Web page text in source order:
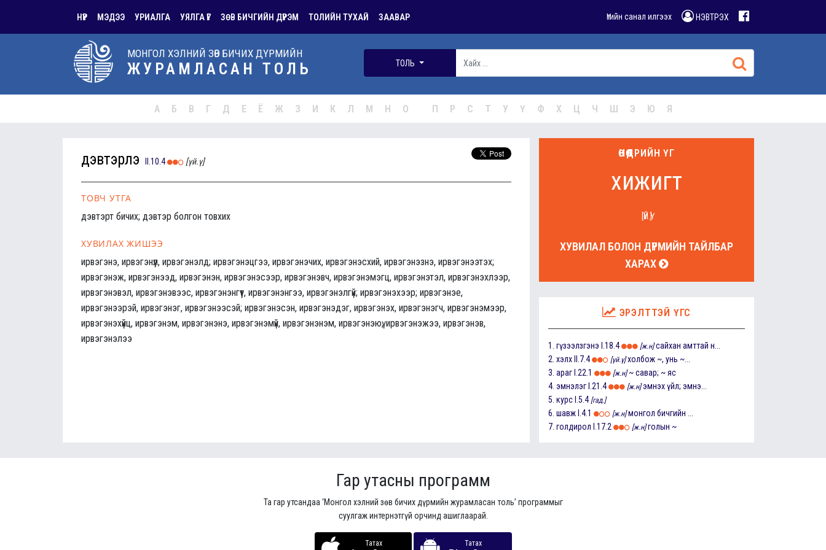
НҮҮР МЭДЭЭ УРИАЛГА УЯЛГА ҮГ ЗӨВ БИЧГИЙН ДҮРЭМ ТОЛИЙН ТУХАЙ ЗААВАР Үгийн санал илгээх НЭВТРЭХ
МОНГОЛ ХЭЛНИЙ ЗӨВ БИЧИХ ДҮРМИЙН
ЖУРАМЛАСАН ТОЛЬ ТОЛЬ
А Б В Г Д Е Ё Ж З И К Л М Н О П Р С Т У Ү Ф Х Ц Ч Ш Э Ю Я
дэвтэрлэ II.10.4 [үй.ү]
ТОВЧ УТГА
дэвтэрт бичих; дэвтэр болгон товхих
ХУВИЛАХ ЖИШЭЭ
ирвэгэнэ, ирвэгэнүүл, ирвэгэнэлд; ирвэгэнэцгээ, ирвэгэнэчих, ирвэгэнэсхий, ирвэгэнэзнэ, ирвэгэнээтэх;
ирвэгэнэж, ирвэгэнээд, ирвэгэнэн, ирвэгэнэсээр, ирвэгэнэвч, ирвэгэнэмэгц, ирвэгэнэтэл, ирвэгэнэхлээр,
ирвэгэнэвэл, ирвэгэнэвээс, ирвэгэнэнгүүт, ирвэгэнэнгээ, ирвэгэнэлгүй; ирвэгэнэхээр; ирвэгэнэе,
ирвэгэнээрэй, ирвэгэнэг, ирвэгэнээсэй; ирвэгэнэсэн, ирвэгэнэдэг, ирвэгэнэх, ирвэгэнэгч, ирвэгэнэмээр,
ирвэгэнэхүйц, ирвэгэнэм, ирвэгэнэнэ, ирвэгэнэмүй, ирвэгэнэнэм, ирвэгэнэюү, ирвэгэнэжээ, ирвэгэнэв,
ирвэгэнэлээ
ӨНӨӨДРИЙН ҮГ
хижигт
[ҮЙ.Ү]
ХУВИЛАЛ БОЛОН ДҮРМИЙН ТАЙЛБАР
ХАРАХ
ЭРЭЛТТЭЙ ҮГС
1. гүзээлзгэнэ I.18.4 [ж.н] сайхан амттай н...
2. хэлх II.7.4 [үй.ү] холбож ~, унь ~...
3. араг I.22.1 [ж.н] ~ савар; ~ яс
4. эмнэлэг I.21.4 [ж.н] эмнэх үйл; эмнэ...
5. курс I.5.4 [гад.]
6. шавж I.4.1 [ж.н] монгол бичгийн ...
7. голдирол I.17.2 [ж.н] голын ~
Гар утасны программ
Та гар утсандаа ‘Монгол хэлний зөв бичих дүрмийн журамласан толь’ программыг
суулгаж интернэтгүй орчинд ашиглаарай.
Татах Татах